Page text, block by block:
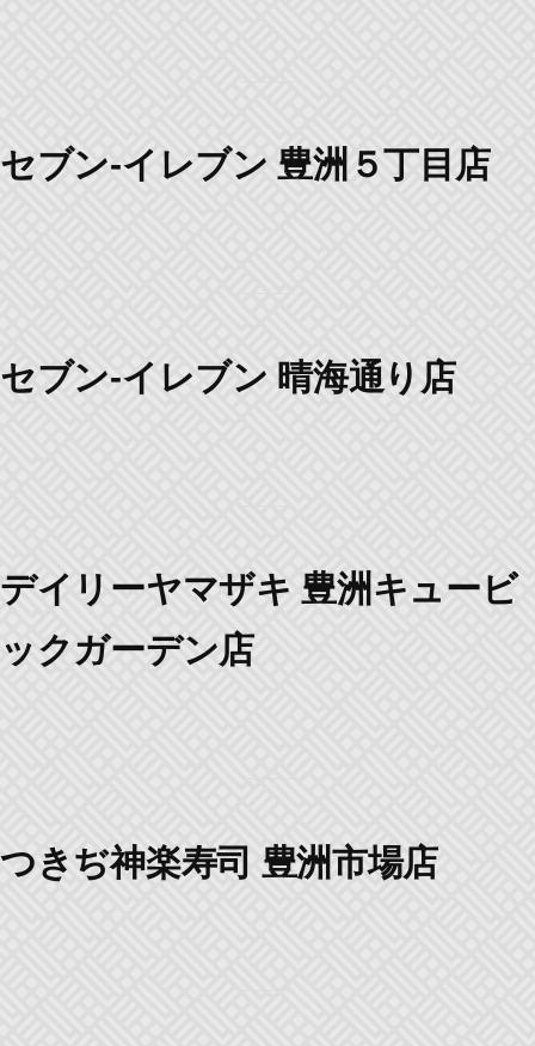
セブン-イレブン 豊洲５丁目店
セブン-イレブン 晴海通り店
デイリーヤマザキ 豊洲キュービ
ックガーデン店
つきぢ神楽寿司 豊洲市場店